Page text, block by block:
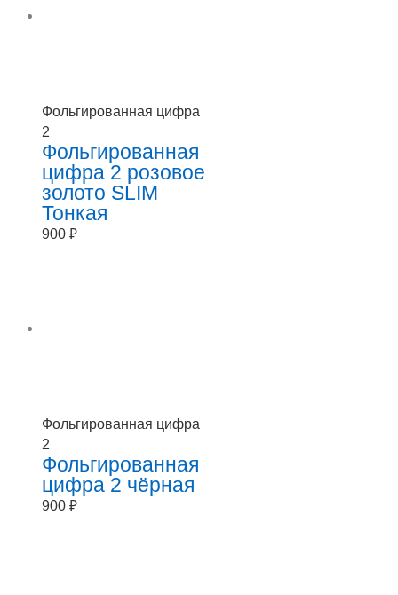
Фольгированная цифра
2
Фольгированная
цифра 2 розовое
золото SLIM
Тонкая
900 ₽
Фольгированная цифра
2
Фольгированная
цифра 2 чёрная
900 ₽